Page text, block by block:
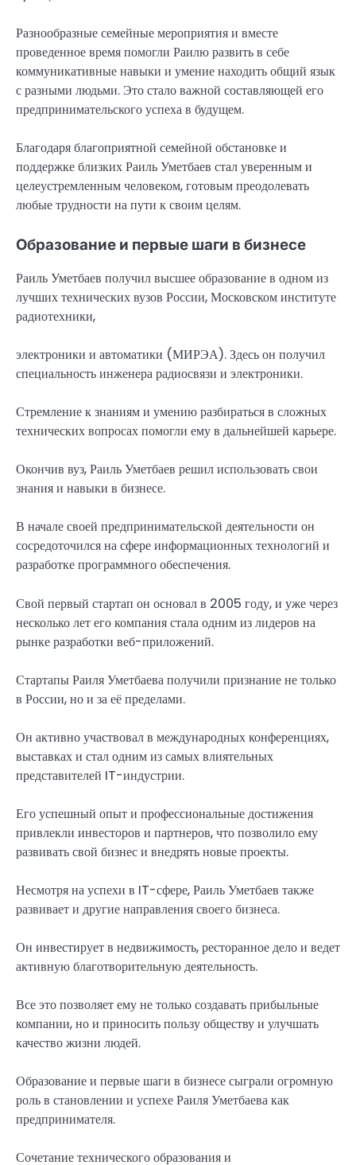
Разнообразные семейные мероприятия и вместе
проведенное время помогли Раилю развить в себе
коммуникативные навыки и умение находить общий язык
с разными людьми. Это стало важной составляющей его
предпринимательского успеха в будущем.
Благодаря благоприятной семейной обстановке и
поддержке близких Раиль Уметбаев стал уверенным и
целеустремленным человеком, готовым преодолевать
любые трудности на пути к своим целям.
Образование и первые шаги в бизнесе
Раиль Уметбаев получил высшее образование в одном из
лучших технических вузов России, Московском институте
радиотехники,
электроники и автоматики (МИРЭА). Здесь он получил
специальность инженера радиосвязи и электроники.
Стремление к знаниям и умению разбираться в сложных
технических вопросах помогли ему в дальнейшей карьере.
Окончив вуз, Раиль Уметбаев решил использовать свои
знания и навыки в бизнесе.
В начале своей предпринимательской деятельности он
сосредоточился на сфере информационных технологий и
разработке программного обеспечения.
Свой первый стартап он основал в 2005 году, и уже через
несколько лет его компания стала одним из лидеров на
рынке разработки веб-приложений.
Стартапы Раиля Уметбаева получили признание не только
в России, но и за её пределами.
Он активно участвовал в международных конференциях,
выставках и стал одним из самых влиятельных
представителей IT-индустрии.
Его успешный опыт и профессиональные достижения
привлекли инвесторов и партнеров, что позволило ему
развивать свой бизнес и внедрять новые проекты.
Несмотря на успехи в IT-сфере, Раиль Уметбаев также
развивает и другие направления своего бизнеса.
Он инвестирует в недвижимость, ресторанное дело и ведет
активную благотворительную деятельность.
Все это позволяет ему не только создавать прибыльные
компании, но и приносить пользу обществу и улучшать
качество жизни людей.
Образование и первые шаги в бизнесе сыграли огромную
роль в становлении и успехе Раиля Уметбаева как
предпринимателя.
Сочетание технического образования и